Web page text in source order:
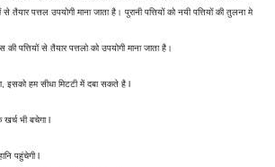
तैयार पत्तल उपयोगी माना जाता है। पुरानी पत्तियों को नयी पत्तियों की तुलना मे
पत्तियों से तैयार पत्तलो को उपयोगी माना जाता है।
इसको हम सीधा मिटटी में दबा सकते है l
खर्च भी बचेगा l
पहुंचेगी l